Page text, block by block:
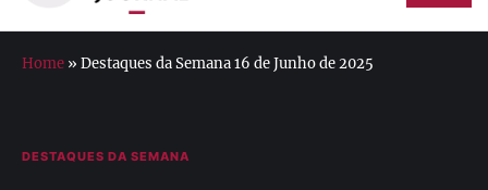
Home » Destaques da Semana 16 de Junho de 2025
DESTAQUES DA SEMANA